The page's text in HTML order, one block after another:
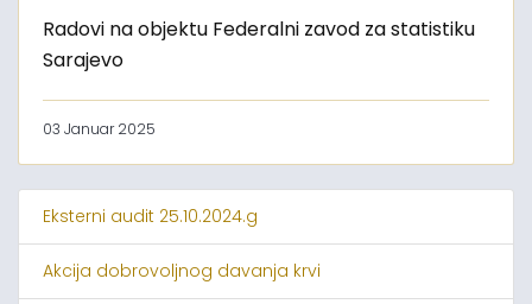
Radovi na objektu Federalni zavod za statistiku
Sarajevo
03 Januar 2025
Eksterni audit 25.10.2024.g
Akcija dobrovoljnog davanja krvi